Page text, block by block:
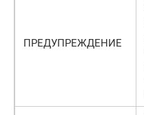
ПРЕДУПРЕЖДЕНИЕ